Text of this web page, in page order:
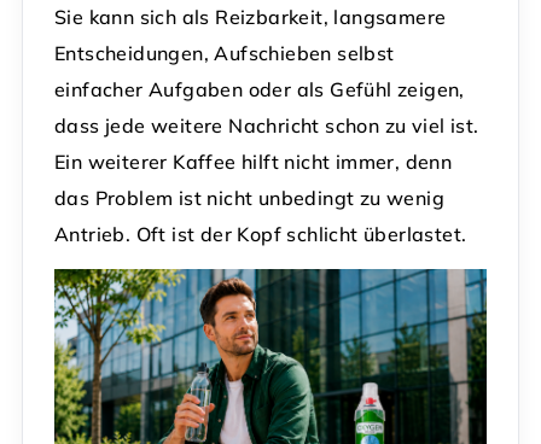
Sie kann sich als Reizbarkeit, langsamere
Entscheidungen, Aufschieben selbst
einfacher Aufgaben oder als Gefühl zeigen,
dass jede weitere Nachricht schon zu viel ist.
Ein weiterer Kaffee hilft nicht immer, denn
das Problem ist nicht unbedingt zu wenig
Antrieb. Oft ist der Kopf schlicht überlastet.